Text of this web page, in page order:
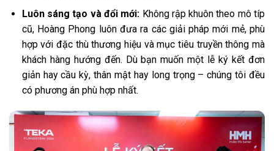
Luôn sáng tạo và đổi mới: Không rập khuôn theo mô típ
cũ, Hoàng Phong luôn đưa ra các giải pháp mới mẻ, phù
hợp với đặc thù thương hiệu và mục tiêu truyền thông mà
khách hàng hướng đến. Dù bạn muốn một lễ ký kết đơn
giản hay cầu kỳ, thân mật hay long trọng – chúng tôi đều
có phương án phù hợp nhất.